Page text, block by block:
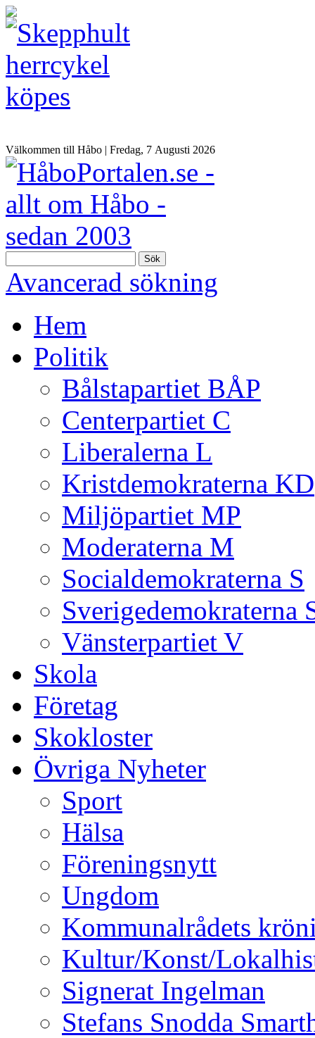
Välkommen till Håbo | Fredag, 7 Αugusti 2026
Sök
Avancerad sökning
Hem
Politik
Bålstapartiet BÅP
Centerpartiet C
Liberalerna L
Kristdemokraterna KD
Miljöpartiet MP
Moderaterna M
Socialdemokraterna S
Sverigedemokraterna
Vänsterpartiet V
Skola
Företag
Skokloster
Övriga Nyheter
Sport
Hälsa
Föreningsnytt
Ungdom
Kommunalrådets
Kultur/Konst/
Signerat Ingelman
Stefans Snodda